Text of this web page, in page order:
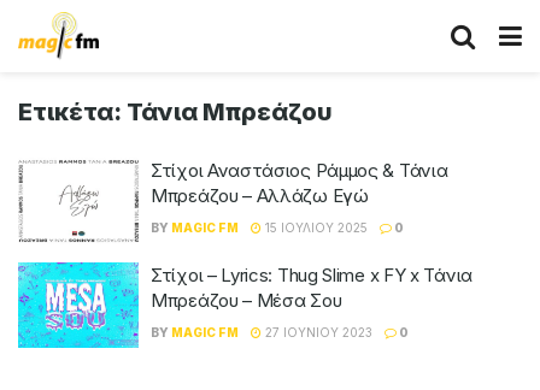
Ετικέτα: Τάνια Μπρεάζου
Στίχοι Αναστάσιος Ράμμος & Τάνια
Μπρεάζου – Αλλάζω Εγώ
BY MAGIC FM 15 ΙΟΥΛΊΟΥ 2025 0
Στίχοι – Lyrics: Thug Slime x FY x Τάνια
Μπρεάζου – Μέσα Σου
BY MAGIC FM 27 ΙΟΥΝΊΟΥ 2023 0